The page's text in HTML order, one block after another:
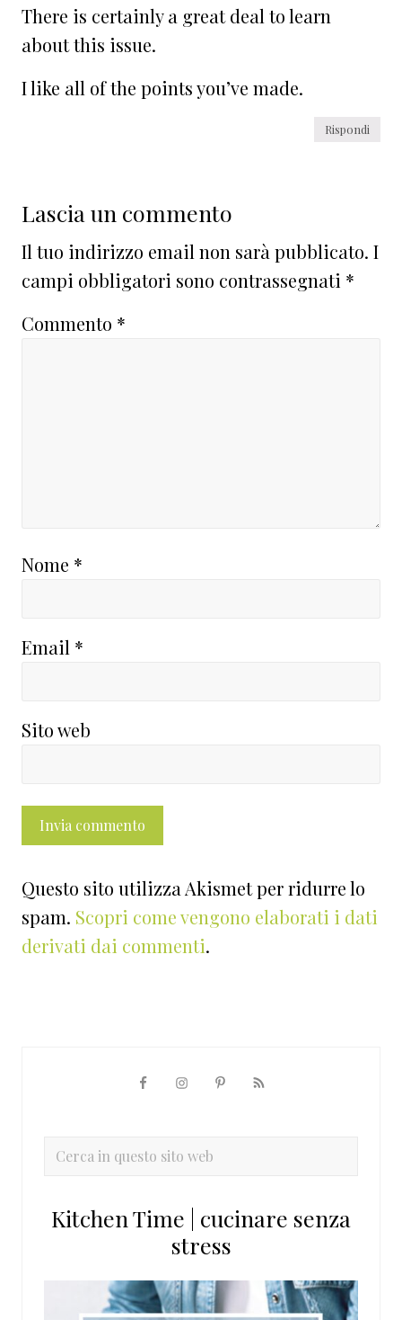
There is certainly a great deal to learn
about this issue.
I like all of the points you’ve made.
Rispondi
Lascia un commento
Il tuo indirizzo email non sarà pubblicato. I
campi obbligatori sono contrassegnati *
Commento *
Nome *
Email *
Sito web
Questo sito utilizza Akismet per ridurre lo
spam. Scopri come vengono elaborati i dati
derivati dai commenti.
primaria
Cerca
sito
Kitchen Time | cucinare senza
stress